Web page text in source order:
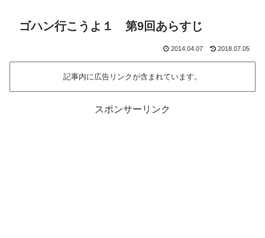
ゴハン行こうよ１ 第9回あらすじ
2014.04.07 2018.07.05
記事内に広告リンクが含まれています。
スポンサーリンク